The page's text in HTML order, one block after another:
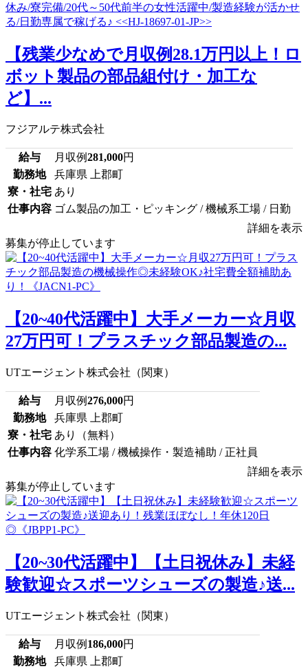
【残業少なめで月収例28.1万円以上！ロ
ボット製品の部品組付け・加工な
ど】...
フジアルテ株式会社
給与 月収例281,000円
勤務地
兵庫県 上郡町
寮・社宅 あり
仕事内容 ゴム製品の加工・ピッキング / 機械系工場 / 日勤
詳細を表示
募集が停止しています
【20~40代活躍中】大手メーカー☆月収
27万円可！プラスチック部品製造の...
UTエージェント株式会社（関東）
給与 月収例276,000円
勤務地
兵庫県 上郡町
寮・社宅 あり（無料）
仕事内容 化学系工場 / 機械操作・製造補助 / 正社員
詳細を表示
募集が停止しています
【20~30代活躍中】【土日祝休み】未経
験歓迎☆スポーツシューズの製造♪送...
UTエージェント株式会社（関東）
給与 月収例 186,000円
勤務地
兵庫県 上郡町